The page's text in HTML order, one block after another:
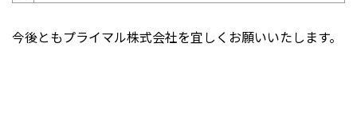
今後ともプライマル株式会社を宜しくお願いいたします。